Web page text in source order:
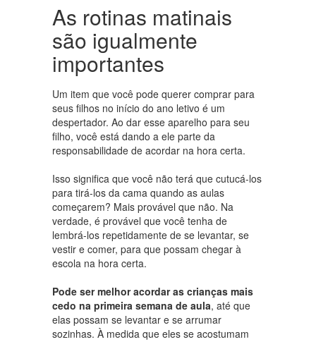
As rotinas matinais
são igualmente
importantes
Um item que você pode querer comprar para
seus filhos no início do ano letivo é um
despertador. Ao dar esse aparelho para seu
filho, você está dando a ele parte da
responsabilidade de acordar na hora certa.
Isso significa que você não terá que cutucá-los
para tirá-los da cama quando as aulas
começarem? Mais provável que não. Na
verdade, é provável que você tenha de
lembrá-los repetidamente de se levantar, se
vestir e comer, para que possam chegar à
escola na hora certa.
Pode ser melhor acordar as crianças mais
cedo na primeira semana de aula, até que
elas possam se levantar e se arrumar
sozinhas. À medida que eles se acostumam